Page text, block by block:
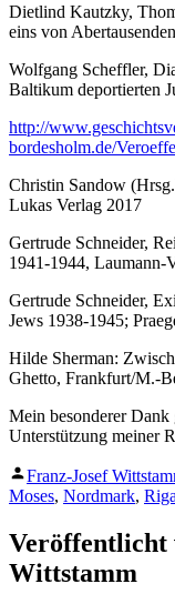
Dietlind Kautzky,
eins von
Wolfgang Scheffler,
Baltikum deportierten
http://
bordesholm.de/
Christin Sandow
Lukas Verlag 2017
Gertrude Schneider,
1941-1944, Laumann-
Gertrude Schneider,
Jews 1938-1945;
Hilde Sherman:
Ghetto, Frankfurt/M.-
Mein besonderer
Unterstützung meiner
Veröffentlicht
von
Franz-Josef
Moses, Nordmark, Riga
Veröffentlicht
Wittstamm